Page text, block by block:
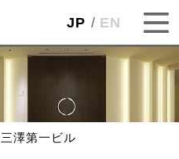
JP EN
三澤第一ビル